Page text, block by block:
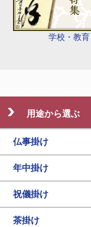
学校・教育
用途から選ぶ
仏事掛け
年中掛け
祝儀掛け
茶掛け